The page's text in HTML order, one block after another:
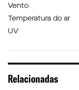
Vento
Temperatura do ar
UV
Relacionadas